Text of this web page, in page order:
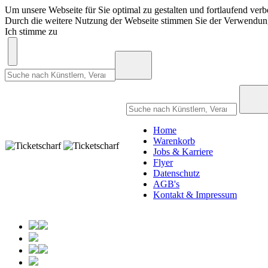
Um unsere Webseite für Sie optimal zu gestalten und fortlaufend
Durch die weitere Nutzung der Webseite stimmen Sie der
Ich stimme zu
Home
Warenkorb
Jobs & Karriere
Flyer
Datenschutz
AGB's
Kontakt & Impressum